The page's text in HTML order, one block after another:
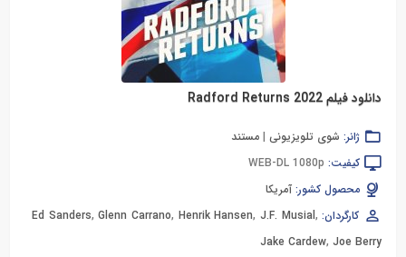
دانلود فیلم Radford Returns 2022
ژانر: شوی تلویزیونی | مستند
کیفیت: WEB-DL 1080p
محصول کشور: آمریکا
کارگردان:
Ed Sanders,Glenn Carrano, Henrik Hansen,J.F. Musial,
Jake Cardew, Joe Berry